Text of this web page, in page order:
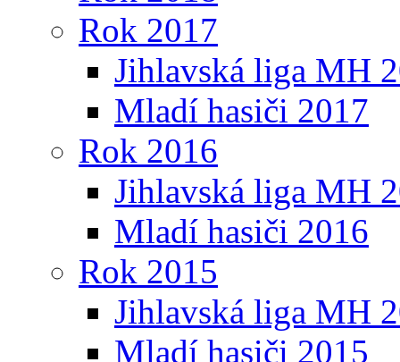
Rok 2017
Jihlavská liga MH
Mladí hasiči 2017
Rok 2016
Jihlavská liga MH
Mladí hasiči 2016
Rok 2015
Jihlavská liga MH
Mladí hasiči 2015